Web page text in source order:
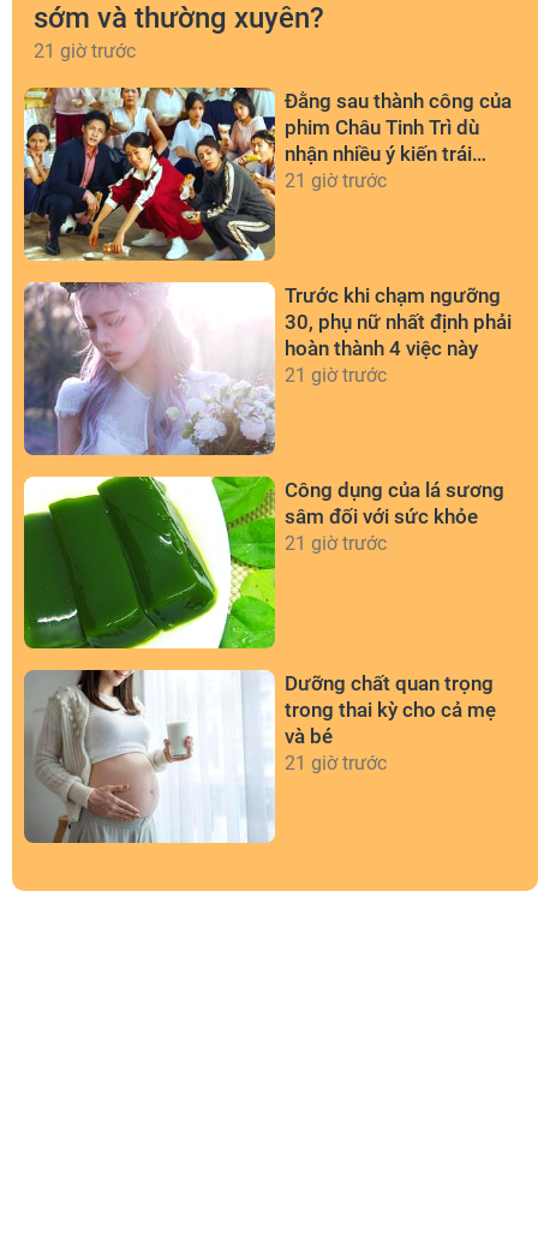
sớm và thường xuyên?
21 giờ trước
Đằng sau thành công của
phim Châu Tinh Trì dù
nhận nhiều ý kiến trái
chiều
21 giờ trước
Trước khi chạm ngưỡng
30, phụ nữ nhất định phải
hoàn thành 4 việc này
21 giờ trước
Công dụng của lá sương
sâm đối với sức khỏe
21 giờ trước
Dưỡng chất quan trọng
trong thai kỳ cho cả mẹ
và bé
21 giờ trước